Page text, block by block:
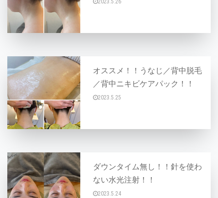
2023.5.26
オススメ！！うなじ／背中脱毛
／背中ニキビケアパック！！
2023.5.25
ダウンタイム無し！！針を使わ
ない水光注射！！
2023.5.24